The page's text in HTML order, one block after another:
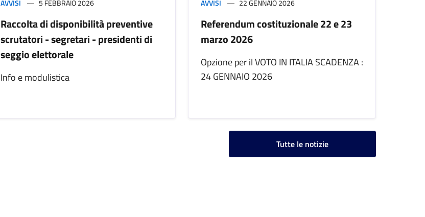
AVVISI 5 FEBBRAIO 2026
Raccolta di disponibilità preventive
scrutatori - segretari - presidenti di
seggio elettorale
Info e modulistica
AVVISI 22 GENNAIO 2026
Referendum costituzionale 22 e 23
marzo 2026
Opzione per il VOTO IN ITALIA SCADENZA :
24 GENNAIO 2026
Tutte le notizie